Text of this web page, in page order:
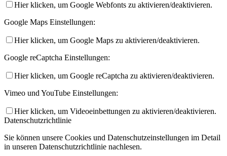
Hier klicken, um Google Webfonts zu aktivieren/deaktivieren.
Google Maps Einstellungen:
Hier klicken, um Google Maps zu aktivieren/deaktivieren.
Google reCaptcha Einstellungen:
Hier klicken, um Google reCaptcha zu aktivieren/deaktivieren.
Vimeo und YouTube Einstellungen:
Hier klicken, um Videoeinbettungen zu aktivieren/deaktivieren.
Datenschutzrichtlinie
Sie können unsere Cookies und Datenschutzeinstellungen im Detail
in unseren Datenschutzrichtlinie nachlesen.